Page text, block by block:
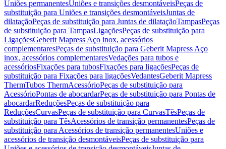
Uniões permanentesUniões e transições desmontáveisPeças de
substituição para Uniões e transições desmontáveisJuntas de
dilataçãoPeças de substituição para Juntas de dilataçãoTampasPeças
de substituição para TampasLigaçõesPeças de substituição para
LigaçõesGeberit Mapress Aço inox, acessórios
complementaresPeças de substituição para Geberit Mapress Aço
inox, acessórios complementaresVedações para tubos e
acessóriosFixações para tubosFixações para ligaçõesPeças de
substituição para Fixações para ligaçõesVedantesGeberit Mapress
ThermTubos ThermAcessórioPeças de substituição para
AcessórioPontas de abocardarPeças de substituição para Pontas de
abocardarReduçõesPeças de substituição para
ReduçõesCurvasPeças de substituição para CurvasTêsPeças de
substituição para TêsAcessórios de transição permanentesPeças de
substituição para Acessórios de transição permanentesUniões e
acessórios de transição desmontáveisPeças de substituição para